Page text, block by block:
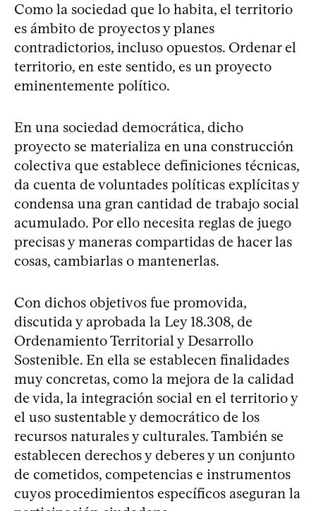
Como la sociedad que lo habita, el territorio
es ámbito de proyectos y planes
contradictorios, incluso opuestos. Ordenar el
territorio, en este sentido, es un proyecto
eminentemente político.
En una sociedad democrática, dicho
proyecto se materializa en una construcción
colectiva que establece definiciones técnicas,
da cuenta de voluntades políticas explícitas y
condensa una gran cantidad de trabajo social
acumulado. Por ello necesita reglas de juego
precisas y maneras compartidas de hacer las
cosas, cambiarlas o mantenerlas.
Con dichos objetivos fue promovida,
discutida y aprobada la Ley 18.308, de
Ordenamiento Territorial y Desarrollo
Sostenible. En ella se establecen finalidades
muy concretas, como la mejora de la calidad
de vida, la integración social en el territorio y
el uso sustentable y democrático de los
recursos naturales y culturales. También se
establecen derechos y deberes y un conjunto
de cometidos, competencias e instrumentos
cuyos procedimientos específicos aseguran la